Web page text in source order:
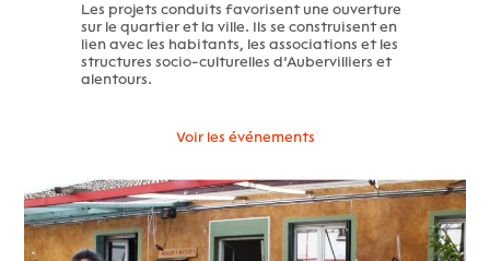
Les projets conduits favorisent une ouverture
sur le quartier et la ville. Ils se construisent en
lien avec les habitants, les associations et les
structures socio-culturelles d’Aubervilliers et
alentours.
Voir les événements